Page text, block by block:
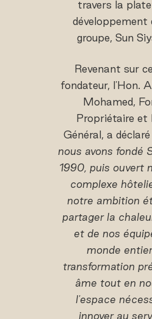
travers la
développement
groupe, Sun
Revenant sur
fondateur, l'Hon.
Mohamed,
Propriétaire et
Général, a déclaré
nous avons fondé
1990, puis ouvert
complexe
notre ambition
partager la
et de nos
monde
transformation
âme tout en
l'espace
innover au